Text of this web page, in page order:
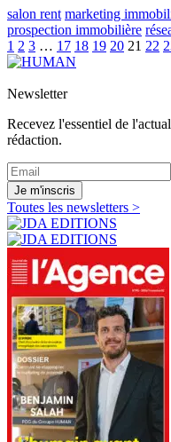
salon rent marketing
prospection immobilière
1 2 3 … 17 18 19 20 21 22
Newsletter
Recevez l'essentiel de
rédaction.
Je m'inscris
Toutes les newsletters >